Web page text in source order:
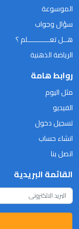
الموسوعة
سؤال وجواب
هــل تعـــــــــــلم ؟
الرياضة الذهنية
روابط هامة
مثل اليوم
الفيديو
تسجيل دخول
انشاء حساب
اتصل بنا
القائمة البريدية